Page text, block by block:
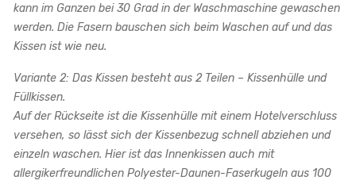
kann im Ganzen bei 30 Grad in der Waschmaschine gewaschen
werden. Die Fasern bauschen sich beim Waschen auf und das
Kissen ist wie neu.
Variante 2: Das Kissen besteht aus 2 Teilen – Kissenhülle und
Füllkissen.
Auf der Rückseite ist die Kissenhülle mit einem Hotelverschluss
versehen, so lässt sich der Kissenbezug schnell abziehen und
einzeln waschen. Hier ist das Innenkissen auch mit
allergikerfreundlichen Polyester-Daunen-Faserkugeln aus 100